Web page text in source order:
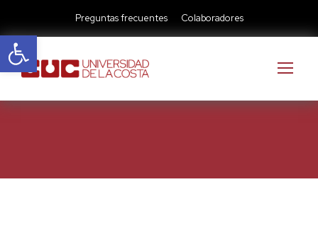
Abrir barra de herramientas
Preguntas frecuentes Colaboradores